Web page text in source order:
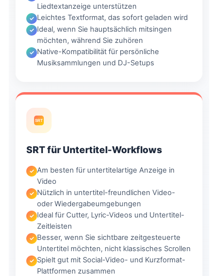
Liedtextanzeige unterstützen
Leichtes Textformat, das sofort geladen wird
Ideal, wenn Sie hauptsächlich mitsingen
möchten, während Sie zuhören
Native-Kompatibilität für persönliche
Musiksammlungen und DJ-Setups
SRT
SRT für Untertitel-Workflows
Am besten für untertitelartige Anzeige in
Video
Nützlich in untertitel-freundlichen Video-
oder Wiedergabeumgebungen
Ideal für Cutter, Lyric-Videos und Untertitel-
Zeitleisten
Besser, wenn Sie sichtbare zeitgesteuerte
Untertitel möchten, nicht klassisches Scrollen
Spielt gut mit Social-Video- und Kurzformat-
Plattformen zusammen